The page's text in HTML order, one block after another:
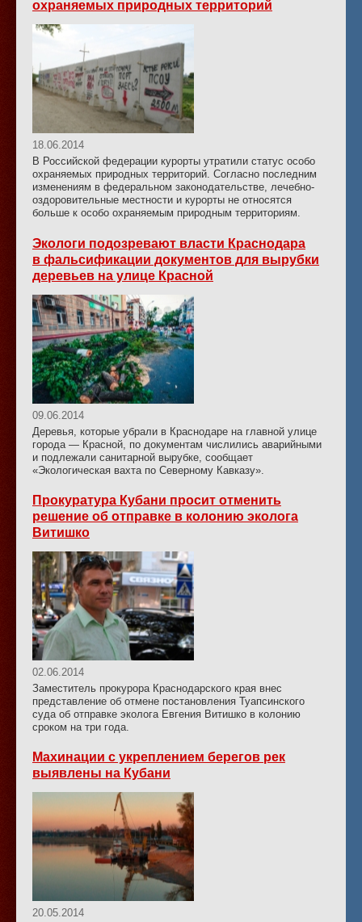
охраняемых природных территорий
18.06.2014
В Российской федерации курорты утратили статус особо
охраняемых природных территорий. Согласно последним
изменениям в федеральном законодательстве, лечебно-
оздоровительные местности и курорты не относятся
больше к особо охраняемым природным территориям.
Экологи подозревают власти Краснодара
в фальсификации документов для вырубки
деревьев на улице Красной
09.06.2014
Деревья, которые убрали в Краснодаре на главной улице
города — Красной, по документам числились аварийными
и подлежали санитарной вырубке, сообщает
«Экологическая вахта по Северному Кавказу».
Прокуратура Кубани просит отменить
решение об отправке в колонию эколога
Витишко
02.06.2014
Заместитель прокурора Краснодарского края внес
представление об отмене постановления Туапсинского
суда об отправке эколога Евгения Витишко в колонию
сроком на три года.
Махинации с укреплением берегов рек
выявлены на Кубани
20.05.2014